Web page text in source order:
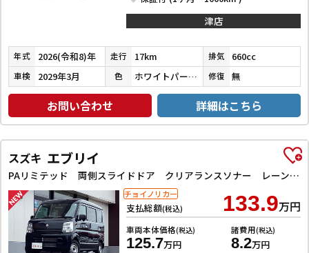
津店
年式 2026(令和8)年 走行 17km 排気 660cc
車検 2029年3月 色 ホワイトパール３コートパール 修復 無
お問い合わせ 詳細はこちら
スズキ エブリイ
PAリミテッド 両側スライドドア クリアランスソナー レーンアシスト 衝突被害軽減システム オートライト キーレスエントリー アイドリングストップ CVT ESC エアコン パワーステアリング パワーウィンドウ
支払総額(税込) 133.9万円
車両本体価格(税込)
125.7万円
諸費用(税込)
8.2万円
チョイノリカー